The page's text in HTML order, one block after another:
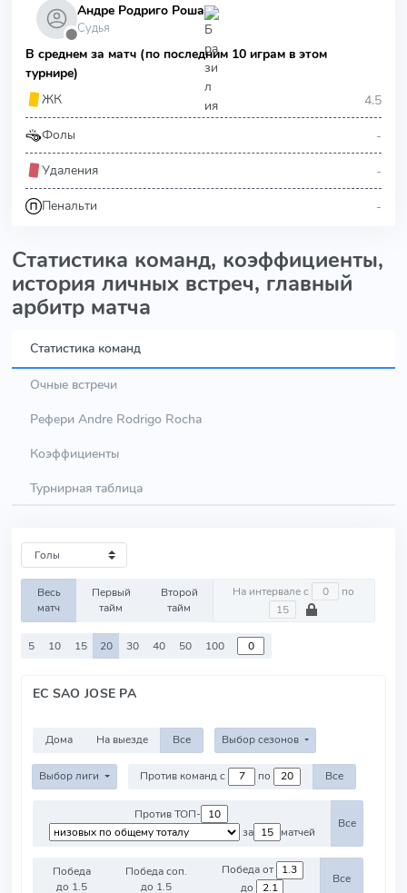
⬤
Андре Родриго Роша
Судья
В среднем за матч (по последним 10 играм в этом
турнире)
ЖК
4.5
Фолы -
Удаления -
Пенальти -
Статистика команд, коэффициенты,
история личных встреч, главный
арбитр матча
Статистика команд
Очные встречи
Рефери Andre Rodrigo Rocha
Коэффициенты
Турнирная таблица
Весь
матч
Первый
тайм
Второй
тайм
На интервале с по
5 10 15 20 30 40 50 100
EC SAO JOSE PA
Дома На выезде Все Выбор сезонов
Выбор лиги Против команд с по Все
Против ТОП-
за
матчей
Все
Победа
до 1.5
Победа соп.
до 1.5
Победа от
до
Все